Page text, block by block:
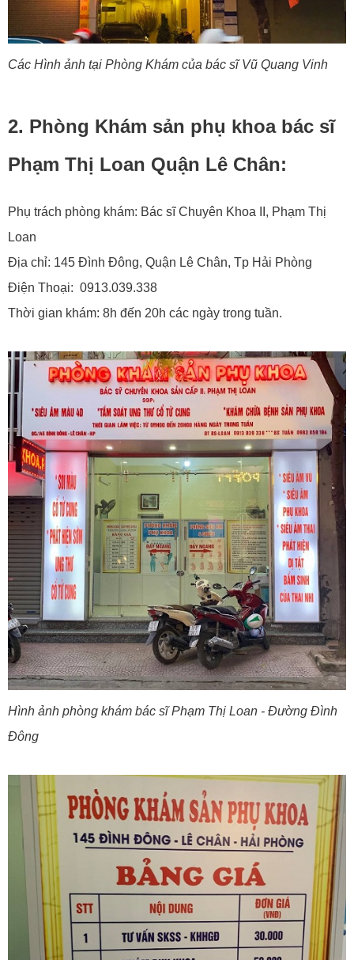
Các Hình ảnh tại Phòng Khám của bác sĩ Vũ Quang Vinh
2. Phòng Khám sản phụ khoa bác sĩ
Phạm Thị Loan Quận Lê Chân:
Phụ trách phòng khám: Bác sĩ Chuyên Khoa II, Phạm Thị
Loan
Địa chỉ: 145 Đình Đông, Quận Lê Chân, Tp Hải Phòng
Điện Thoại: 0913.039.338
Thời gian khám: 8h đến 20h các ngày trong tuần.
Hình ảnh phòng khám bác sĩ Phạm Thị Loan - Đường Đình
Đông